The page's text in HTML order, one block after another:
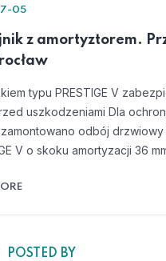
05
z amortyztorem.
typu PRESTIGE V
uszkodzeniami Dla
odbój drzwiowy
V o skoku amortyzacji 36
POSTED BY